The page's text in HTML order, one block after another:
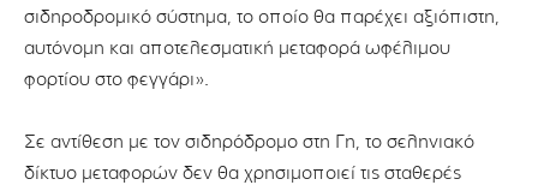
σιδηροδρομικό σύστημα, το οποίο θα παρέχει αξιόπιστη,
αυτόνομη και αποτελεσματική μεταφορά ωφέλιμου
φορτίου στο φεγγάρι».
Σε αντίθεση με τον σιδηρόδρομο στη Γη, το σεληνιακό
δίκτυο μεταφορών δεν θα χρησιμοποιεί τις σταθερές